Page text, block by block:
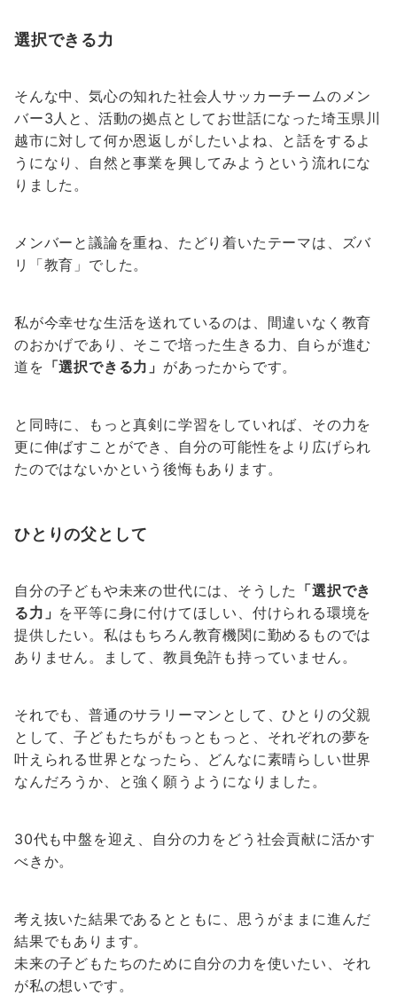
選択できる力
そんな中、気心の知れた社会人サッカーチームのメン
バー3人と、活動の拠点としてお世話になった埼玉県川
越市に対して何か恩返しがしたいよね、と話をするよ
うになり、自然と事業を興してみようという流れにな
りました。
メンバーと議論を重ね、たどり着いたテーマは、ズバ
リ「教育」でした。
私が今幸せな生活を送れているのは、間違いなく教育
のおかげであり、そこで培った生きる力、自らが進む
道を 「選択できる力」 があったからです。
と同時に、もっと真剣に学習をしていれば、その力を
更に伸ばすことができ、自分の可能性をより広げられ
たのではないかという後悔もあります。
ひとりの父として
自分の子どもや未来の世代には、そうした 「選択でき
る力」 を平等に身に付けてほしい、付けられる環境を
提供したい。私はもちろん教育機関に勤めるものでは
ありません。まして、教員免許も持っていません。
それでも、普通のサラリーマンとして、ひとりの父親
として、子どもたちがもっともっと、それぞれの夢を
叶えられる世界となったら、どんなに素晴らしい世界
なんだろうか、と強く願うようになりました。
30代も中盤を迎え、自分の力をどう社会貢献に活かす
べきか。
考え抜いた結果であるとともに、思うがままに進んだ
結果でもあります。
未来の子どもたちのために自分の力を使いたい、それ
が私の想いです。